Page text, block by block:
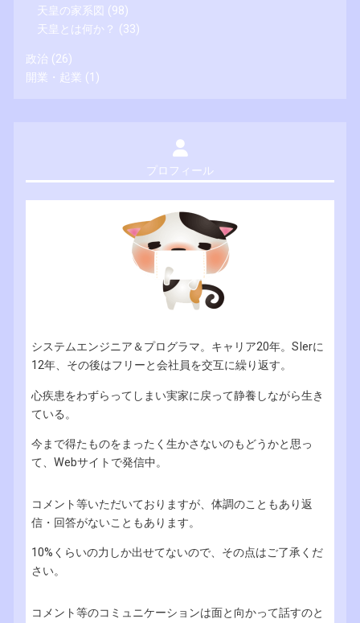
天皇の家系図 (98)
天皇とは何か？ (33)
政治 (26)
開業・起業 (1)
プロフィール
システムエンジニア＆プログラマ。キャリア20年。SIerに
12年、その後はフリーと会社員を交互に繰り返す。
心疾患をわずらってしまい実家に戻って静養しながら生き
ている。
今まで得たものをまったく生かさないのもどうかと思っ
て、Webサイトで発信中。
コメント等いただいておりますが、体調のこともあり返
信・回答がないこともあります。
10%くらいの力しか出せてないので、その点はご了承くだ
さい。
コメント等のコミュニケーションは面と向かって話すのと